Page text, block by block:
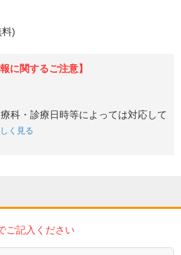
)
に関するご注意】
科・診療日時等によっては対応して
く見る
ご記入ください